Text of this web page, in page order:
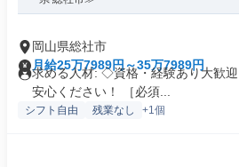
岡山県総社市
月給25万7989円～35万7989円
求める人材: ◇資格・経験あり大歓
安心ください！ ［必須...
シフト自由 残業なし +1個